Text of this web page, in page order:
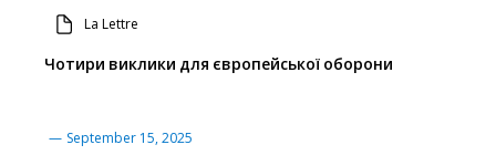
La Lettre
Чотири виклики для європейської оборони
— September 15, 2025